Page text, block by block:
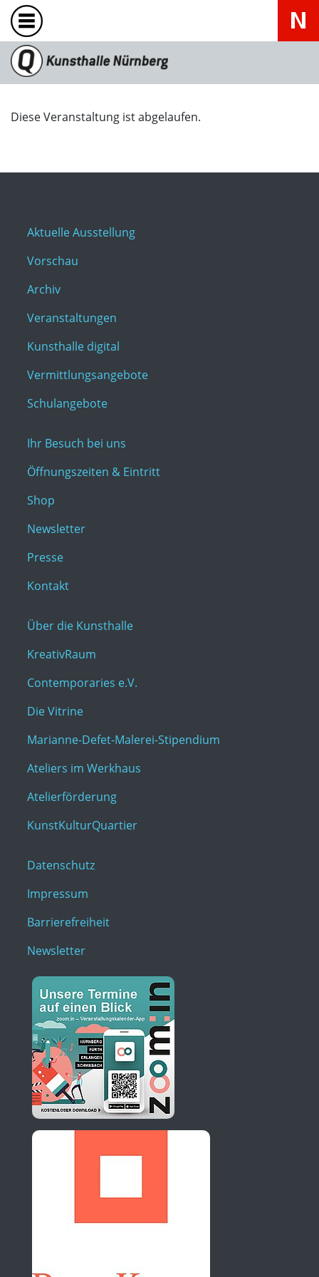
Diese Veranstaltung ist abgelaufen.
Aktuelle Ausstellung
Vorschau
Archiv
Veranstaltungen
Kunsthalle digital
Vermittlungsangebote
Schulangebote
Ihr Besuch bei uns
Öffnungszeiten & Eintritt
Shop
Newsletter
Presse
Kontakt
Über die Kunsthalle
KreativRaum
Contemporaries e.V.
Die Vitrine
Marianne-Defet-Malerei-Stipendium
Ateliers im Werkhaus
Atelierförderung
KunstKulturQuartier
Datenschutz
Impressum
Barrierefreiheit
Newsletter